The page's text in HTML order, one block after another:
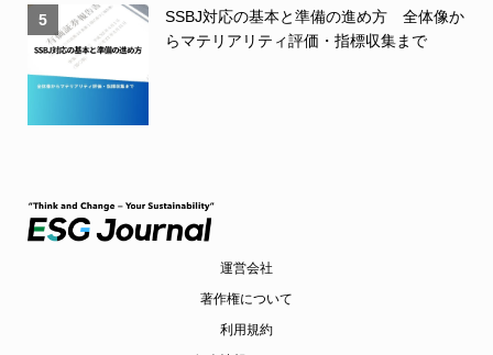
5
SSBJ対応の基本と準備の進め方 全体像か
らマテリアリティ評価・指標収集まで
運営会社
著作権について
利用規約